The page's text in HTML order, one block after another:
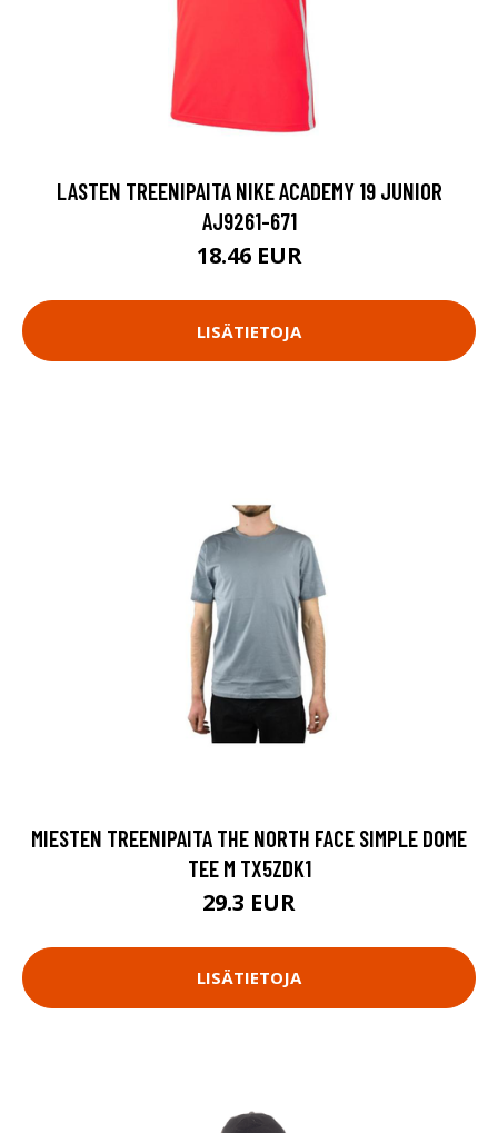
LASTEN TREENIPAITA NIKE ACADEMY 19 JUNIOR
AJ9261-671
18.46 EUR
LISÄTIETOJA
MIESTEN TREENIPAITA THE NORTH FACE SIMPLE DOME
TEE M TX5ZDK1
29.3 EUR
LISÄTIETOJA